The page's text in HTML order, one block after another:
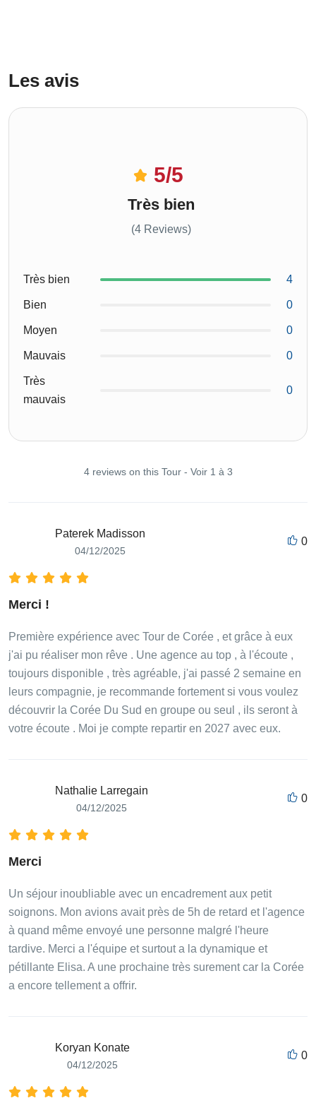
Les avis
5/5
Très bien
(4 Reviews)
Très bien 4
Bien 0
Moyen 0
Mauvais 0
Très
mauvais
0
4 reviews on this Tour - Voir 1 à 3
Paterek Madisson
04/12/2025
0
Merci !
Première expérience avec Tour de Corée , et grâce à eux
j'ai pu réaliser mon rêve . Une agence au top , à l'écoute ,
toujours disponible , très agréable, j'ai passé 2 semaine en
leurs compagnie, je recommande fortement si vous voulez
découvrir la Corée Du Sud en groupe ou seul , ils seront à
votre écoute . Moi je compte repartir en 2027 avec eux.
Nathalie Larregain
04/12/2025
0
Merci
Un séjour inoubliable avec un encadrement aux petit
soignons. Mon avions avait près de 5h de retard et l'agence
à quand même envoyé une personne malgré l'heure
tardive. Merci a l'équipe et surtout a la dynamique et
pétillante Elisa. A une prochaine très surement car la Corée
a encore tellement a offrir.
Koryan Konate
04/12/2025
0